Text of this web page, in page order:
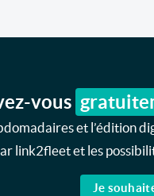
vous
et l’édition
link2fleet et les
Je